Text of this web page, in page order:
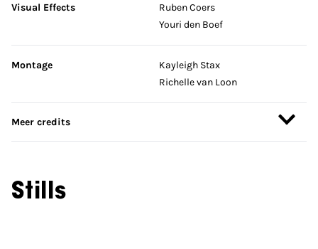
Visual Effects
Ruben Coers
Youri den Boef
Montage
Kayleigh Stax
Richelle van Loon
Meer credits
Stills